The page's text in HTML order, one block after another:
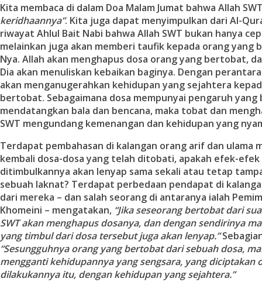
Kita membaca di dalam Doa Malam Jumat bahwa Allah
keridhaannya”. Kita juga dapat menyimpulkan dari Al-
riwayat Ahlul Bait Nabi bahwa Allah SWT bukan hanya
melainkan juga akan memberi taufik kepada orang yang
Nya. Allah akan menghapus dosa orang yang bertobat,
Dia akan menuliskan kebaikan baginya. Dengan
akan menganugerahkan kehidupan yang sejahtera
bertobat. Sebagaimana dosa mempunyai pengaruh yang
mendatangkan bala dan bencana, maka tobat dan
SWT mengundang kemenangan dan kehidupan yang
Terdapat pembahasan di kalangan orang arif dan ulama
kembali dosa-dosa yang telah ditobati, apakah efek-efek
ditimbulkannya akan lenyap sama sekali atau tetap
sebuah laknat? Terdapat perbedaan pendapat di
dari mereka – dan salah seorang di antaranya ialah
Khomeini – mengatakan, “Jika seseorang bertobat dari
SWT akan menghapus dosanya, dan dengan sendirinya
yang timbul dari dosa tersebut juga akan lenyap.”
“Sesungguhnya orang yang bertobat dari sebuah dosa,
mengganti kehidupannya yang sengsara, yang diciptakan
dilakukannya itu, dengan kehidupan yang sejahtera.”